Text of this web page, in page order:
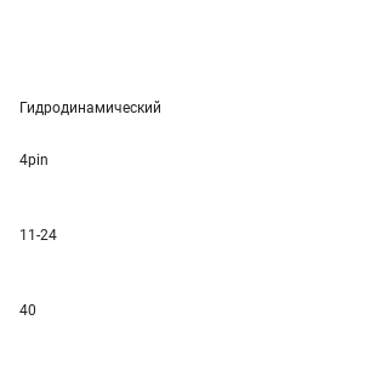
Гидродинамический
4pin
11-24
40